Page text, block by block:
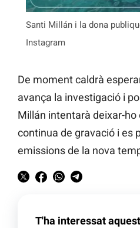
Santi Millán i la dona
Instagram
De moment caldrà
avança la investigació i
Millán intentarà deixar-ho
continua de gravació i es
emissions de la nova
T'ha interessat